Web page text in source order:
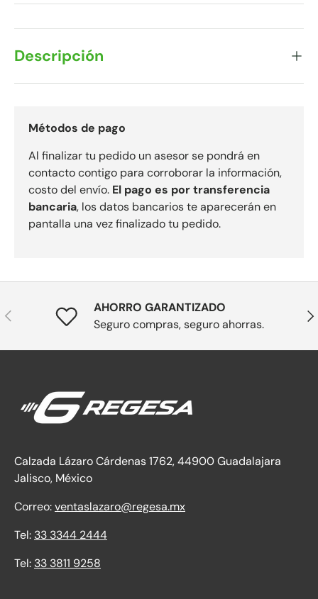
Descripción
Métodos de pago
Al finalizar tu pedido un asesor se pondrá en
contacto contigo para corroborar la información,
costo del envío. El pago es por transferencia
bancaria, los datos bancarios te aparecerán en
pantalla una vez finalizado tu pedido.
Anterior
AHORRO GARANTIZADO
Seguro compras, seguro ahorras.
Calzada Lázaro Cárdenas 1762, 44900 Guadalajara
Jalisco, México
Correo:ventaslazaro@regesa.mx
Tel: 33 3344 2444
Tel: 33 3811 9258